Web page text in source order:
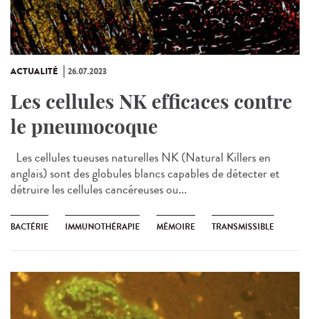
ACTUALITÉ 26.07.2023
Les cellules NK efficaces contre
le pneumocoque
Les cellules tueuses naturelles NK (Natural Killers en
anglais) sont des globules blancs capables de détecter et
détruire les cellules cancéreuses ou...
BACTÉRIE IMMUNOTHÉRAPIE MÉMOIRE TRANSMISSIBLE